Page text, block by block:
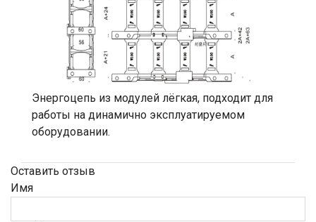
Энергоцепь из модулей лёгкая, подходит для
работы на динамично эксплуатируемом
оборудовании.
Оставить отзыв
Имя